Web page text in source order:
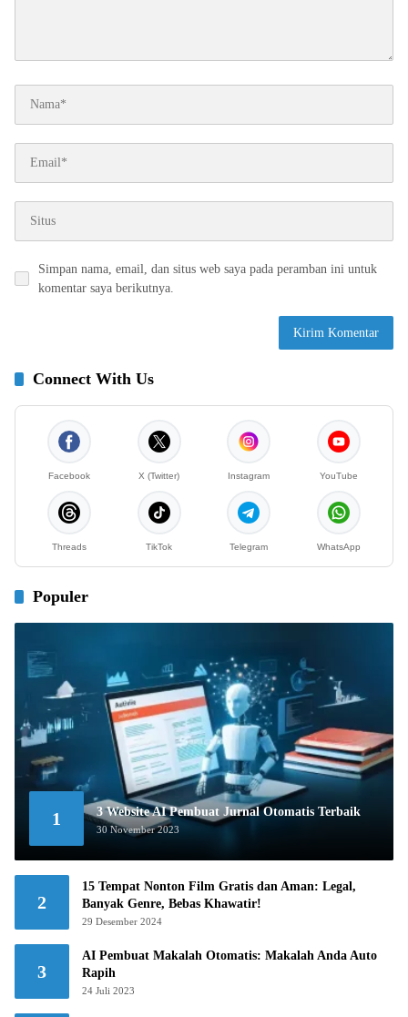
Simpan nama, email, dan situs web saya pada peramban ini untuk
komentar saya berikutnya.
Connect With Us
Facebook X (Twitter) Instagram YouTube
Threads TikTok Telegram WhatsApp
Populer
1 3 Website AI Pembuat Jurnal Otomatis Terbaik
30 November 2023
2
15 Tempat Nonton Film Gratis dan Aman: Legal,
Banyak Genre, Bebas Khawatir!
29 Desember 2024
3
AI Pembuat Makalah Otomatis: Makalah Anda Auto
Rapih
24 Juli 2023